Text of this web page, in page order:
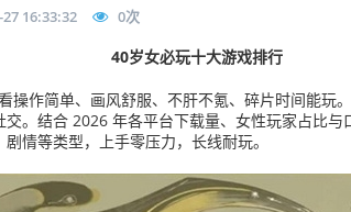
16:33:32 0次
40岁女必玩十大游戏排行
操作简单、画风舒服、不肝不氪、碎片时间能玩
。结合 2026 年各平台下载量、女性玩家占比
情等类型，上手零压力，长线耐玩。